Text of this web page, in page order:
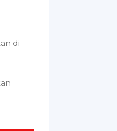
di